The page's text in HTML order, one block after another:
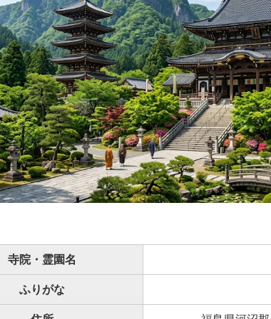
寺院・霊園名
ふりがな